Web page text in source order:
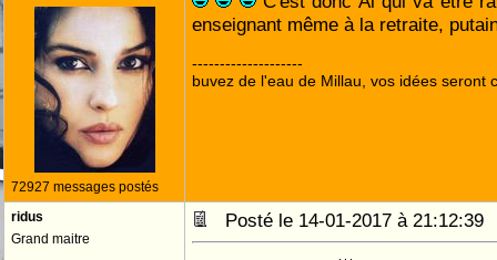
72927 messages postés
enseignant même à la retraite,
--------------------
buvez de l'eau de Millau, vos idées seront
ridus
Grand maitre
Posté le 14-01-2017 à